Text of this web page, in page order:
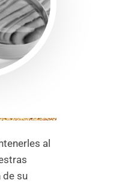
al
de su